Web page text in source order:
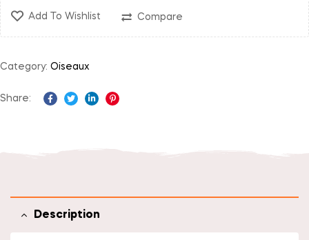
Add To Wishlist Compare
Category: Oiseaux
Share:
Description